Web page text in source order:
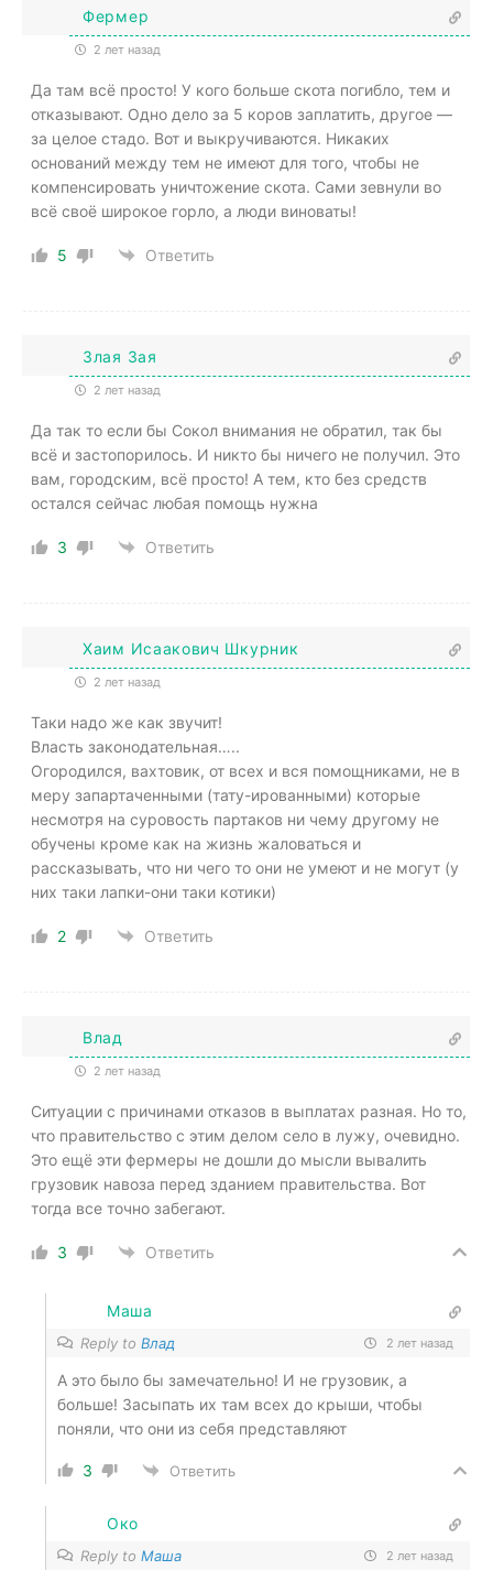
Фермер
2 лет назад
Да там всё просто! У кого больше скота погибло, тем и
отказывают. Одно дело за 5 коров заплатить, другое —
за целое стадо. Вот и выкручиваются. Никаких
оснований между тем не имеют для того, чтобы не
компенсировать уничтожение скота. Сами зевнули во
всё своё широкое горло, а люди виноваты!
5 Ответить
Злая Зая
2 лет назад
Да так то если бы Сокол внимания не обратил, так бы
всё и застопорилось. И никто бы ничего не получил. Это
вам, городским, всё просто! А тем, кто без средств
остался сейчас любая помощь нужна
3 Ответить
Хаим Исаакович Шкурник
2 лет назад
Таки надо же как звучит!
Власть законодательная…..
Огородился, вахтовик, от всех и вся помощниками, не в
меру запартаченными (тату-ированными) которые
несмотря на суровость партаков ни чему другому не
обучены кроме как на жизнь жаловаться и
рассказывать, что ни чего то они не умеют и не могут (у
них таки лапки-они таки котики)
2 Ответить
Влад
2 лет назад
Ситуации с причинами отказов в выплатах разная. Но то,
что правительство с этим делом село в лужу, очевидно.
Это ещё эти фермеры не дошли до мысли вывалить
грузовик навоза перед зданием правительства. Вот
тогда все точно забегают.
3 Ответить
Маша
Reply to Влад 2 лет назад
А это было бы замечательно! И не грузовик, а
больше! Засыпать их там всех до крыши, чтобы
поняли, что они из себя представляют
3 Ответить
Око
Reply to Маша 2 лет назад